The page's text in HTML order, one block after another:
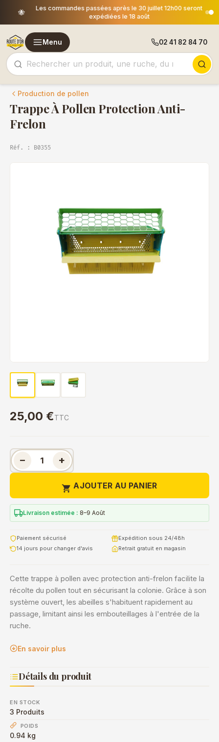
Les commandes passées après le 30 juillet 12h00 seront
expédiées le 18 août
Menu 02 41 82 84 70
Production de pollen
Trappe À Pollen Protection Anti-
Frelon
Réf. : B0355
25,00 €TTC
− +
 AJOUTER AU PANIER
Livraison estimée : 8–9 Août
Paiement sécurisé
Expédition sous 24/48h
14 jours pour changer d'avis
Retrait gratuit en magasin
Cette trappe à pollen avec protection anti-frelon facilite la
récolte du pollen tout en sécurisant la colonie. Grâce à son
système ouvert, les abeilles s'habituent rapidement au
passage, limitant ainsi les embouteillages à l'entrée de la
ruche.
En savoir plus
Détails du produit
EN STOCK
3 Produits
POIDS
0.94 kg